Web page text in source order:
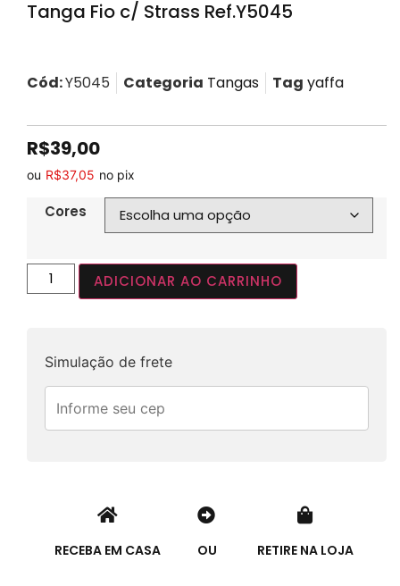
Tanga Fio c/ Strass Ref.Y5045
Cód:Y5045 Categoria Tangas Tag yaffa
R$39,00
ou R$37,05 no pix
Cores
ADICIONAR AO CARRINHO
Simulação de frete
RECEBA EM CASA OU RETIRE NA LOJA